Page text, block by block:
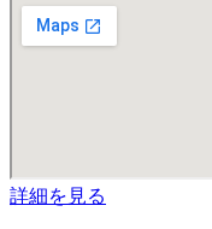
詳細を見る